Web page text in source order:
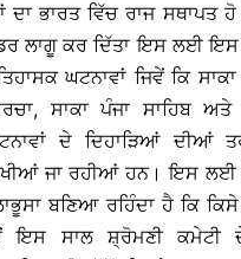
ਭਾਰਤ ਵਿੱਚ ਰਾਜ ਸਥਾਪਤ
ਲਾਗੂ ਕਰ ਦਿੱਤਾ ਇਸ ਲਈ ਇਸ
ਘਟਨਾਵਾਂ ਜਿਵੇਂ ਕਿ
ਸਾਕਾ ਪੰਜਾ ਸਾਹਿਬ
ਦੇ ਦਿਹਾੜਿਆਂ ਦੀਆਂ
ਜਾ ਰਹੀਆਂ ਹਨ। ਇਸ ਲਈ
ਬਣਿਆ ਰਹਿੰਦਾ ਹੈ ਕਿ
ਇਸ ਸਾਲ ਸ਼੍ਰੋਮਣੀ